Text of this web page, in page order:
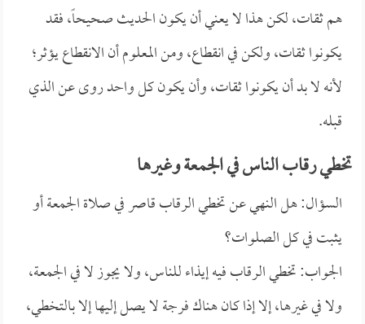
هم ثقات، لكن هذا لا يعني أن يكون الحديث صحيحاً، فقد
يكونوا ثقات، ولكن في انقطاع، ومن المعلوم أن الانقطاع يؤثر؛
لأنه لا بد أن يكونوا ثقات، وأن يكون كل واحد روى عن الذي
قبله.
تخطي رقاب الناس في الجمعة وغيرها
السؤال: هل النهي عن تخطي الرقاب قاصر في صلاة الجمعة أو
يثبت في كل الصلوات؟
الجواب: تخطي الرقاب فيه إيذاء للناس، ولا يجوز لا في الجمعة،
ولا في غيرها، إلا إذا كان هناك فرجة لا يصل إليها إلا بالتخطي،